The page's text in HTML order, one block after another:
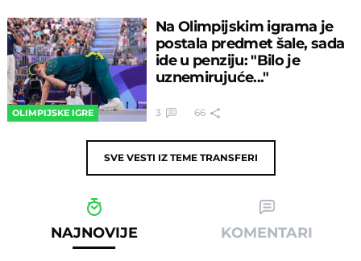
OLIMPIJSKE IGRE
Na Olimpijskim igrama je
postala predmet šale, sada
ide u penziju: "Bilo je
uznemirujuće..."
3 66
SVE VESTI IZ TEME TRANSFERI
NAJNOVIJE KOMENTARI